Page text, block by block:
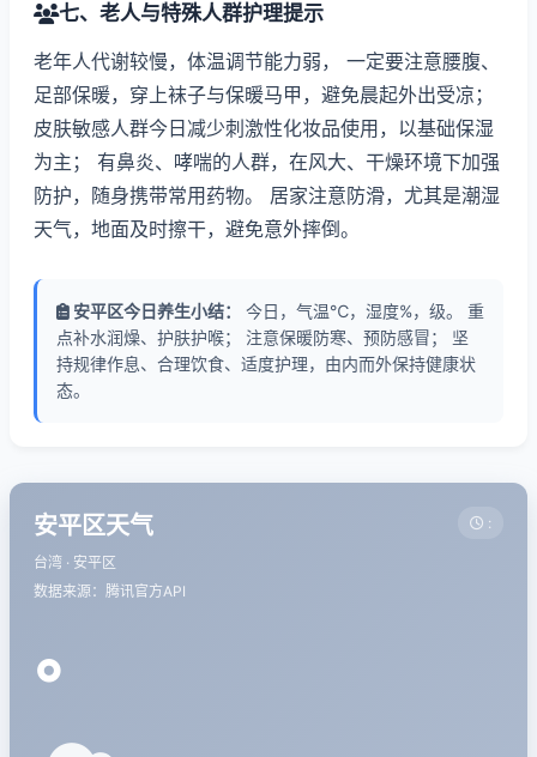
七、老人与特殊人群护理提示
老年人代谢较慢，体温调节能力弱， 一定要注意腰腹、
足部保暖，穿上袜子与保暖马甲，避免晨起外出受凉；
皮肤敏感人群今日减少刺激性化妆品使用，以基础保湿
为主； 有鼻炎、哮喘的人群，在风大、干燥环境下加强
防护，随身携带常用药物。 居家注意防滑，尤其是潮湿
天气，地面及时擦干，避免意外摔倒。
安平区今日养生小结：
今日，气温℃，湿度%，级。 重
点补水润燥、护肤护喉； 注意保暖防寒、预防感冒； 坚
持规律作息、合理饮食、适度护理，由内而外保持健康状
态。
安平区天气
台湾 · 安平区
数据来源：腾讯官方API
:
°